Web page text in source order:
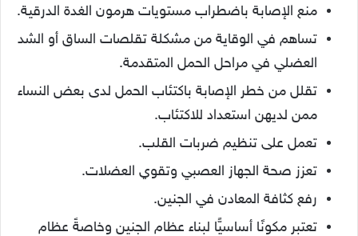
منع الإصابة باضطراب مستويات هرمون الغدة الدرقية.
تساهم في الوقاية من مشكلة تقلصات الساق أو الشد
العضلي في مراحل الحمل المتقدمة.
تقلل من خطر الإصابة باكتئاب الحمل لدى بعض النساء
ممن لديهن استعداد للاكتئاب.
تعمل على تنظيم ضربات القلب.
تعزز صحة الجهاز العصبي وتقوي العضلات.
رفع كثافة المعادن في الجنين.
تعتبر مكونًا أساسيًّا لبناء عظام الجنين وخاصةً عظام